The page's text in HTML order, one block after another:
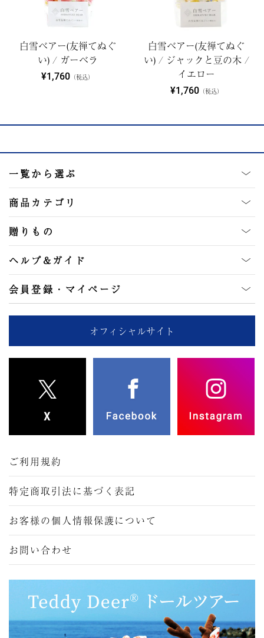
白雪ベアー(友禅てぬぐ
い) / ガーベラ
¥1,760 （税込）
白雪ベアー(友禅てぬぐ
い) / ジャックと豆の木 /
イエロー
¥1,760（税込）
一覧から選ぶ
商品カテゴリ
贈りもの
ヘルプ&ガイド
会員登録・マイページ
オフィシャルサイト
ご利用規約
特定商取引法に基づく表記
お客様の個人情報保護について
お問い合わせ